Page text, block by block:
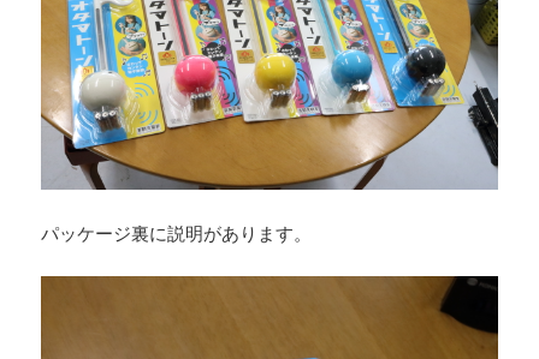
パッケージ裏に説明があります。